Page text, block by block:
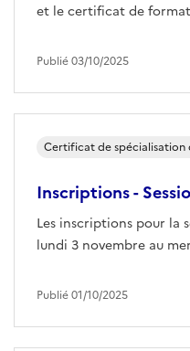
et le certificat de
Publié 03/10/2025
Inscriptions -
Les inscriptions pour la
lundi 3 novembre au
Certificat de spécialisation
Publié 01/10/2025